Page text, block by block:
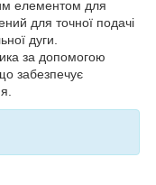
елементом для
для точної подачі
дуги.
за допомогою
забезпечує